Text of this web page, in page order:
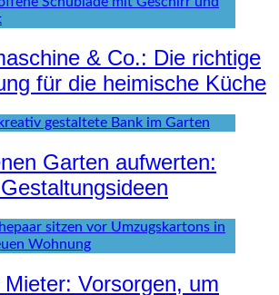
& Co.: Die richtige
für die heimische Küche
Garten aufwerten:
Vorsorgen, um